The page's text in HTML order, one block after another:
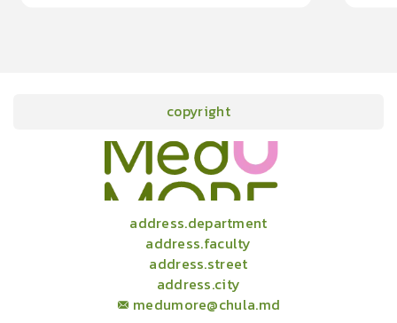
copyright
address.department
address.faculty
address.street
address.city
medumore@chula.md
onlineCourses academicConferencesnewsinfographic